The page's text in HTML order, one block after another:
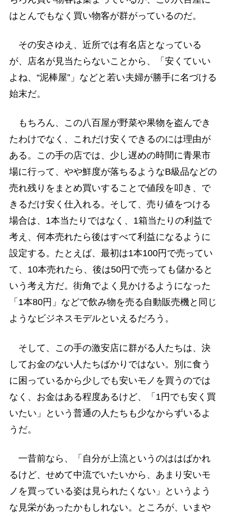
はとんでもなく買い物客が群がっているのだ。
その安さゆえ、近所では有名店となっている
が、店名が見当たらないことから、「安くていい
よね、“泥棒屋”」などと若い夫婦が勝手に名づける
始末だ。
もちろん、この八百屋が野菜や果物を盗んでき
たわけでなく、これだけ安くできるのには理由が
ある。この手の店では、少し遅めの時間に青果市
場に行って、やや鮮度が落ちるようなB級品などの
売れ残りをまとめ買いすることで値段を叩き、で
きるだけ安く仕入れる。そして、売り値をつける
場合は、1本当たりではなく、1箱当たりの利益で
考え、何本売れたら後はすべて利益になるように
設定する。たとえば、最初は1本100円で売ってい
て、10本売れたら、後は50円で売っても儲かると
いう考え方だ。街角でよく見かけるようになった
「1本80円」などで飲み物を売る自動販売機と同じ
ようなビジネスモデルといえるだろう。
そして、この手の激安店に群がる人たちは、決
してお金のない人たちばかりではない。別に食う
に困っているから少しでも安いモノを買うのでは
なく、お金はある程度あるけど、「1円でも安く買
いたい」という普通の人たちも少なからずいるよ
うだ。
一昔前なら、「自分が上流というのははばかれ
るけど、せめて中流でいたいから、あまり安いモ
ノを買っている姿は見られたくない」というよう
な見栄があったかもしれない。ところが、いまや